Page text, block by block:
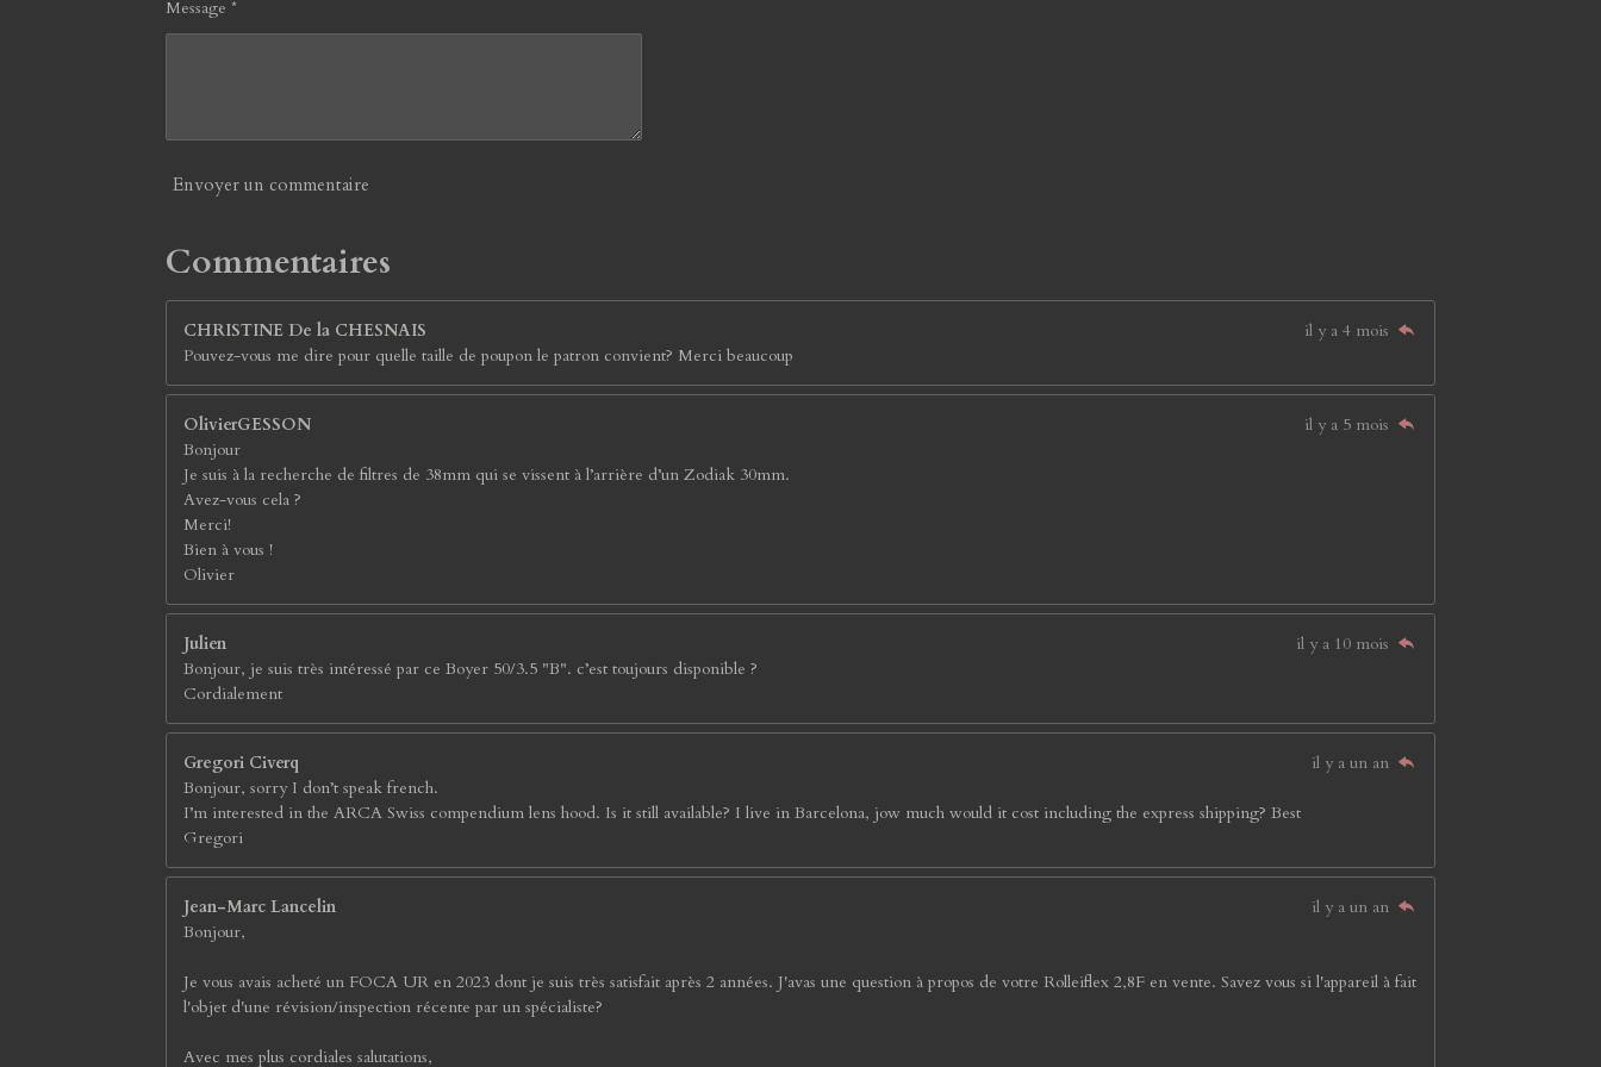
Message *
Envoyer un commentaire
Commentaires
CHRISTINE De la CHESNAIS
il y a 4 mois
Pouvez-vous me dire pour quelle taille de poupon le patron convient? Merci beaucoup
OlivierGESSON
il y a 5 mois
Bonjour
Je suis à la recherche de filtres de 38mm qui se vissent à l’arrière d’un Zodiak 30mm.
Avez-vous cela ?
Merci!
Bien à vous !
Olivier
Julien
il y a 10 mois
Bonjour, je suis très intéressé par ce Boyer 50/3.5 "B". c’est toujours disponible ?
Cordialement
Gregori Civerq
il y a un an
Bonjour, sorry I don’t speak french.
I’m interested in the ARCA Swiss compendium lens hood. Is it still available? I live in Barcelona, jow much would it cost including the express shipping? Best
Gregori
Jean-Marc Lancelin
il y a un an
Bonjour,
Je vous avais acheté un FOCA UR en 2023 dont je suis très satisfait après 2 années. J'avas une question à propos de votre Rolleiflex 2,8F en vente. Savez vous si l'appareil à fait
l'objet d'une révision/inspection récente par un spécialiste?
Avec mes plus cordiales salutations,